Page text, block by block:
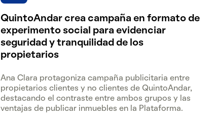
QuintoAndar crea campaña en formato de
experimento social para evidenciar
seguridad y tranquilidad de los
propietarios
Ana Clara protagoniza campaña publicitaria entre
propietarios clientes y no clientes de QuintoAndar,
destacando el contraste entre ambos grupos y las
ventajas de publicar inmuebles en la Plataforma.